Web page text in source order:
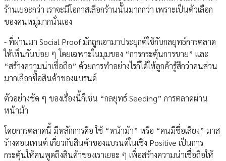
ร้านเยอะกว่า เราจะมีโอกาสเลือกร้านนั้นมากกว่า เพราะเป็นตัวเลือก
ของคนหมู่มากนั่นเอง
- ที่ผ่านมา Social Proof มักถูกเอามาประยุกต์ใช้กับกลยุทธ์การตลาด
ให้เห็นกันบ่อย ๆ โดยเฉพาะในมุมของ “การกระตุ้นการขาย” และ
“สร้างความน่าเชื่อถือ” ด้วยการทำอย่างไรก็ได้ให้ลูกค้ารู้สึกว่าคนส่วน
มากเลือกซื้อสินค้าของแบรนด์
ตัวอย่างชัด ๆ ของเรื่องนี้ก็เช่น “กลยุทธ์ Seeding” การตลาดผ่าน
หน้าม้า
โดยการตลาดนี้ มีหลักการคือ ใช้ “หน้าม้า” หรือ “คนมีชื่อเสียง” มาส
ร้างคอนเทนต์ เกี่ยวกับสินค้าของแบรนด์ในเชิง Positive เป็นการ
กระตุ้นให้คนพูดถึงสินค้าของเราเยอะ ๆ เพื่อสร้างความน่าเชื่อถือให้